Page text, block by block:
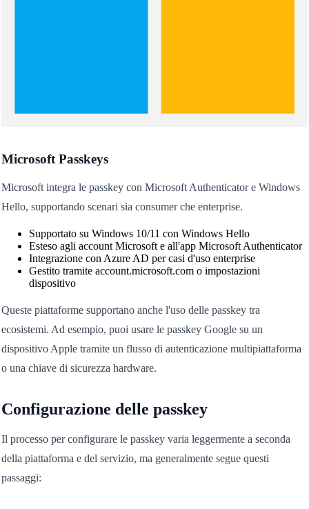
Microsoft Passkeys
Microsoft integra le passkey con Microsoft Authenticator e Windows
Hello, supportando scenari sia consumer che enterprise.
Supportato su Windows 10/11 con Windows Hello
Esteso agli account Microsoft e all'app Microsoft Authenticator
Integrazione con Azure AD per casi d'uso enterprise
Gestito tramite account.microsoft.com o impostazioni
dispositivo
Queste piattaforme supportano anche l'uso delle passkey tra
ecosistemi. Ad esempio, puoi usare le passkey Google su un
dispositivo Apple tramite un flusso di autenticazione multipiattaforma
o una chiave di sicurezza hardware.
Configurazione delle passkey
Il processo per configurare le passkey varia leggermente a seconda
della piattaforma e del servizio, ma generalmente segue questi
passaggi: